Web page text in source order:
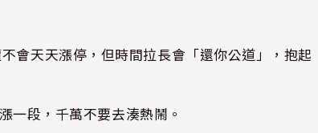
會天天漲停，但時間拉長會「還你公道」，抱起
一段，千萬不要去湊熱鬧。